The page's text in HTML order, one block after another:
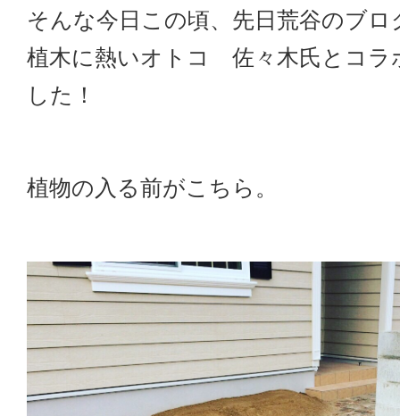
そんな今日この頃、先日荒谷のブ
植木に熱いオトコ 佐々木氏とコラ
した！
植物の入る前がこちら。